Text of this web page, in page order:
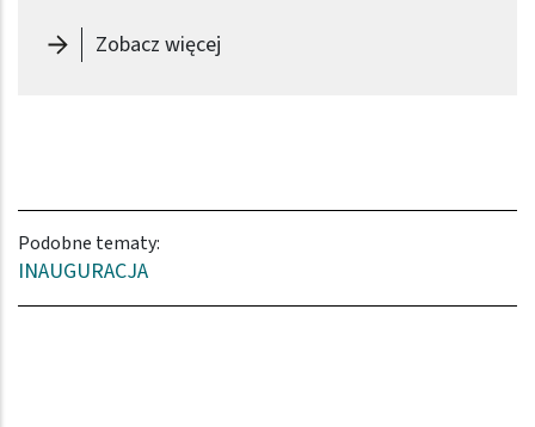
Zobacz więcej-
Podobne tematy:
INAUGURACJA